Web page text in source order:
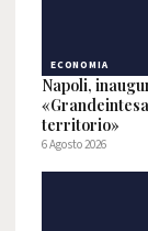
ECONOMIA
Napoli,
territorio»
6 Agosto 2026